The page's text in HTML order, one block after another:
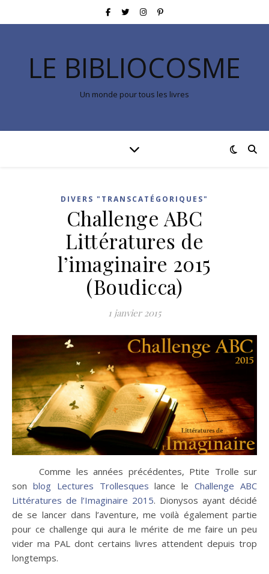
LE BIBLIOCOSME
Un monde pour tous les livres
DIVERS "TRANSCATÉGORIQUES"
Challenge ABC
Littératures de
l’imaginaire 2015
(Boudicca)
1 janvier 2015
Comme les années précédentes, Ptite Trolle sur
son blog Lectures Trollesques lance leChallenge ABC
Littératures de l’Imaginaire 2015. Dionysos ayant décidé
de se lancer dans l’aventure, me voilà également partie
pour ce challenge qui aura le mérite de me faire un peu
vider ma PAL dont certains livres attendent depuis trop
longtemps.